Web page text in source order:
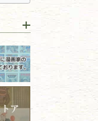
で
原
せ
き
リ
別
5-1